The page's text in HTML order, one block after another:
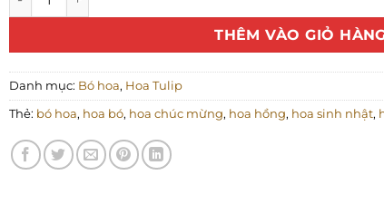
THÊM VÀO GIỎ
Danh mục: Bó hoa, Hoa Tulip
Thẻ: bó hoa, hoa bó, hoa chúc mừng, hoa hồng, hoa sinh nhật,